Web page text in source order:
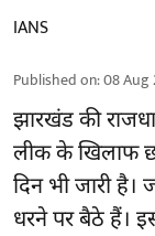
IANS
Published on:08 Aug
झारखंड की
लीकके खिलाफ
दिन भी जारी है।
धरने पर बैठे हैं।